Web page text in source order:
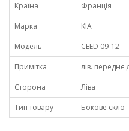
Країна
Франція
Марка
KIA
Модель
CEED 09-12
Примітка
лів. переднє
Сторона
Ліва
Тип товару
Бокове скло